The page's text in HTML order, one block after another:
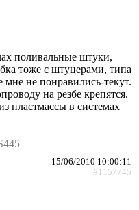
поливальные штуки,
тоже с штуцерами, типа
мне не понравились-текут.
на резбе крепятся.
пластмассы в системах
15/06/2010 10:00:11
#1157745